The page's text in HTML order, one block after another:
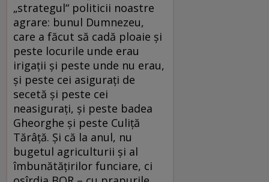
„strategul“ politicii noastre
agrare: bunul Dumnezeu,
care a făcut să cadă ploaie şi
peste locurile unde erau
irigaţii şi peste unde nu erau,
şi peste cei asiguraţi de
secetă şi peste cei
neasiguraţi, şi peste badea
Gheorghe şi peste Culiţă
Tărâţă. Şi că la anul, nu
bugetul agriculturii şi al
îmbunătăţirilor funciare, ci